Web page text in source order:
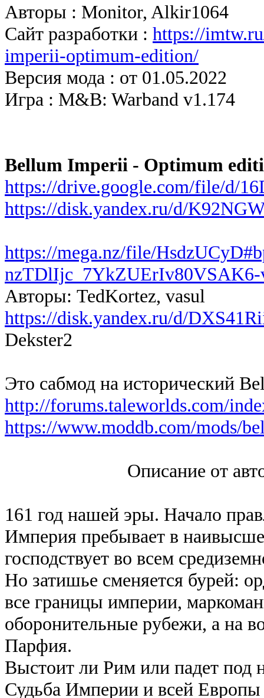
Авторы : Monitor, Alkir1064
Сайт разработки : https://
imperii-optimum-edition/
Версия мода : от 01.05.2022
Игра : M&B: Warband v1.174
Bellum Imperii - Optimum
https://drive.google.com/file/d/
https://disk.yandex.ru/d/
https://mega.nz/file/
Авторы: TedKortez, vasul
https://disk.yandex.ru/d/
Dekster2
Это сабмод на исторический
http://forums.taleworlds.com/
https://www.moddb.com/mods/
Описание от автора
161 год нашей эры. Начало
Империя пребывает в
господствует во всем
Но затишье сменяется бурей:
все границы империи,
оборонительные рубежи, а на
Парфия.
Выстоит ли Рим или падет под
Судьба Империи и всей